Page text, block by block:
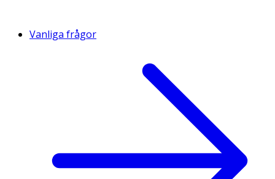
Vanliga frågor